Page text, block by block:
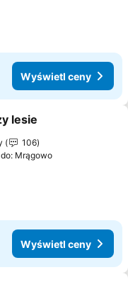
Wyświetl ceny
ulubionych
lesie
106
do: Mrągowo
Wyświetl ceny